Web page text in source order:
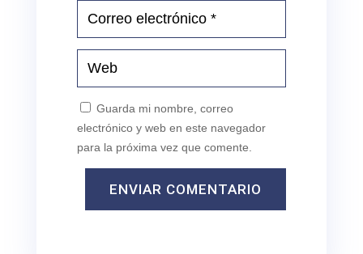
Guarda mi nombre, correo
electrónico y web en este navegador
para la próxima vez que comente.
ENVIAR COMENTARIO